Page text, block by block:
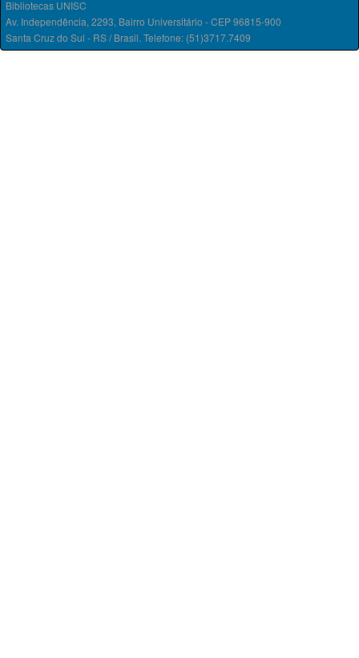
Bibliotecas UNISC
Av. Independência, 2293, Bairro Universitário - CEP 96815-900
Santa Cruz do Sul - RS / Brasil. Telefone: (51)3717.7409